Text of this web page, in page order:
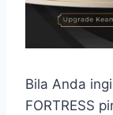
Bila Anda
FORTRESS